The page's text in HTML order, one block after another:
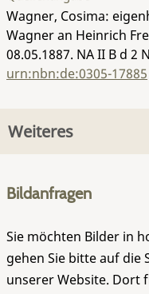
Wagner, Cosima:
Wagner an Heinrich
08.05.1887. NA II B d 2
urn:nbn:de:0305-17885
Weiteres
Bildanfragen
Sie möchten Bilder in
gehen Sie bitte auf die
unserer Website. Dort